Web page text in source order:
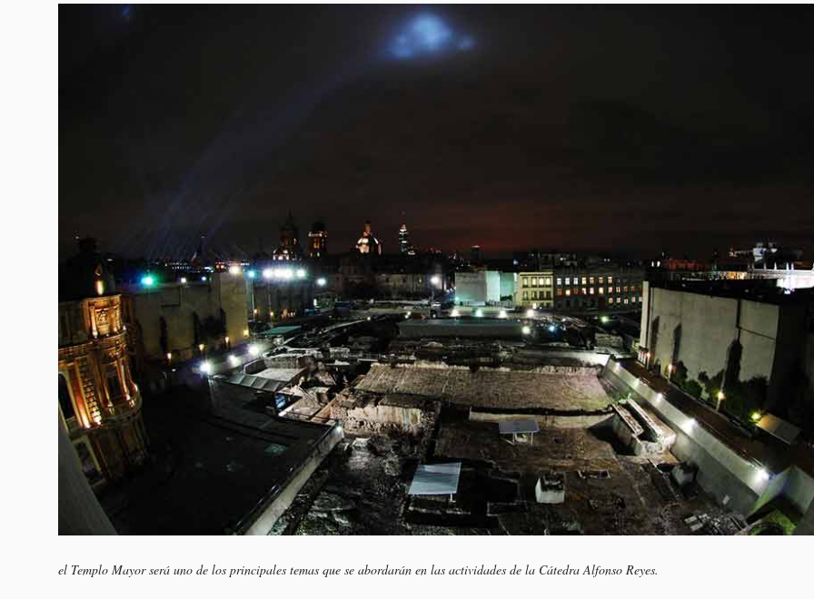
el Templo Mayor será uno de los principales temas que se abordarán en las actividades de la Cátedra Alfonso Reyes.